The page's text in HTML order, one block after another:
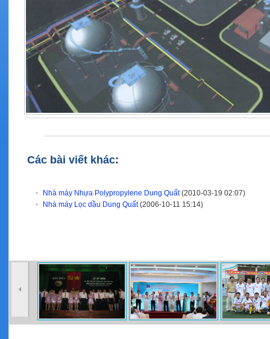
Các bài viết khác:
Nhà máy Nhựa Polypropylene Dung Quất(2010-03-19 02:07)
Nhà máy Lọc dầu Dung Quất(2006-10-11 15:14)